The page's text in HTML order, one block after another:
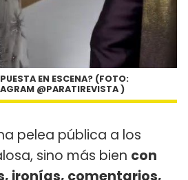
EN ESCENA? (FOTO:
@PARATIREVISTA )
pelea pública a los
sino más bien con
ironías, comentarios,